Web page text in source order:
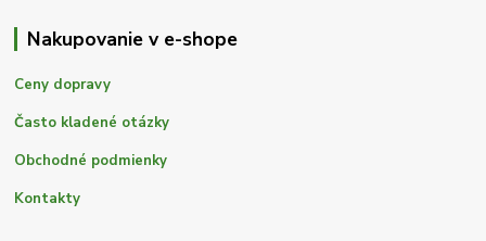
Nakupovanie v e-shope
Ceny dopravy
Často kladené otázky
Obchodné podmienky
Kontakty